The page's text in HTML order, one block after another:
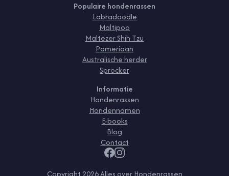
Populaire hondenrassen
Labradoodle
Maltipoo
Maltezer Shih Tzu
Pomeriaan
Australische herder
Sprocker
Informatie
Hondenrassen
Hondennamen
E-books
Blog
Contact
Copyright 2026Alles over Hondenrassen